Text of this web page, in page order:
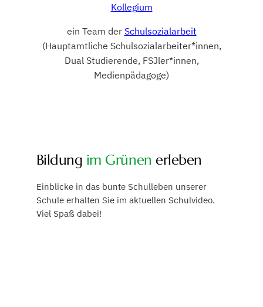
Kollegium
ein Team der Schulsozialarbeit
(Hauptamtliche Schulsozialarbeiter*innen,
Dual Studierende, FSJler*innen,
Medienpädagoge)
Bildung im Grünen erleben
Einblicke in das bunte Schulleben unserer
Schule erhalten Sie im aktuellen Schulvideo.
Viel Spaß dabei!